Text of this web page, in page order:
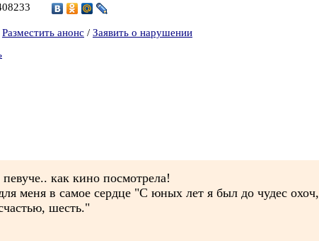
Разместить анонс / Заявить о нарушении
как кино посмотрела!
меня в самое сердце "С юных лет я был до чудес охоч,
шесть."